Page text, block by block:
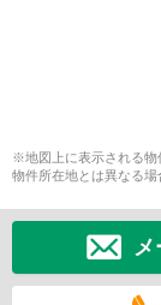
※地図上に表示される物
物件所在地とは異なる場
メ